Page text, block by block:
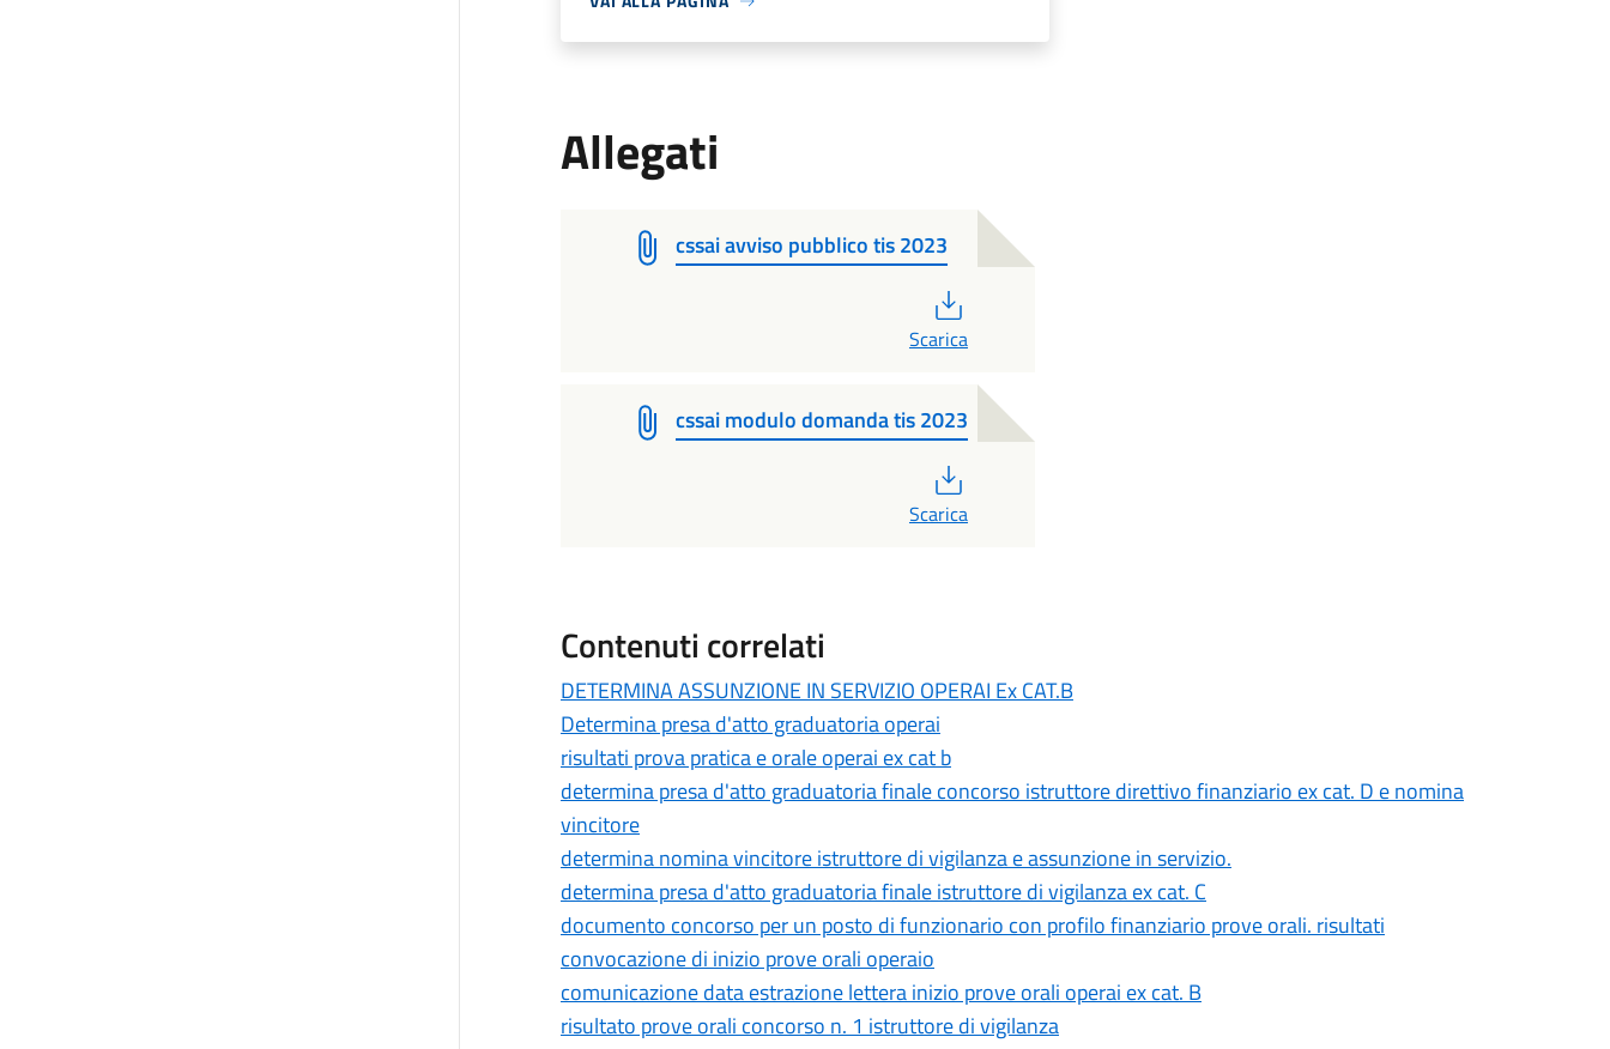
Allegati
cssai avviso pubblico tis 2023
Scarica
cssai modulo domanda tis 2023
Scarica
Contenuti correlati
DETERMINA ASSUNZIONE IN SERVIZIO OPERAI Ex CAT.B
Determina presa d'atto graduatoria operai
risultati prova pratica e orale operai ex cat b
determina presa d'atto graduatoria finale concorso istruttore direttivo finanziario ex cat. D e nomina
vincitore
determina nomina vincitore istruttore di vigilanza e assunzione in servizio.
determina presa d'atto graduatoria finale istruttore di vigilanza ex cat. C
documento concorso per un posto di funzionario con profilo finanziario prove orali. risultati
convocazione di inizio prove orali operaio
comunicazione data estrazione lettera inizio prove orali operai ex cat. B
risultato prove orali concorso n. 1 istruttore di vigilanza